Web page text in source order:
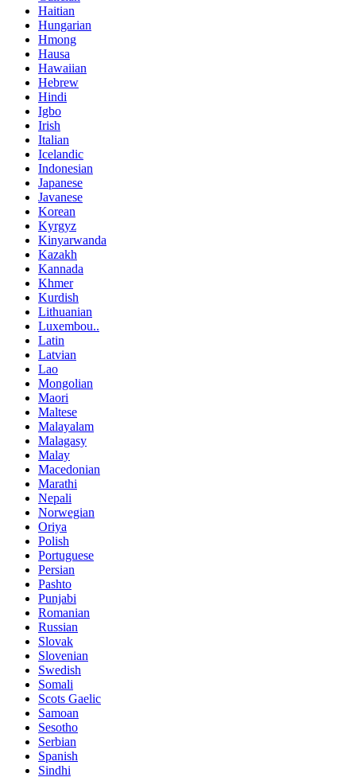
Haitian
Hungarian
Hmong
Hausa
Hawaiian
Hebrew
Hindi
Igbo
Irish
Italian
Icelandic
Indonesian
Japanese
Javanese
Korean
Kyrgyz
Kinyarwanda
Kazakh
Kannada
Khmer
Kurdish
Lithuanian
Luxembou..
Latin
Latvian
Lao
Mongolian
Maori
Maltese
Malayalam
Malagasy
Malay
Macedonian
Marathi
Nepali
Norwegian
Oriya
Polish
Portuguese
Persian
Pashto
Punjabi
Romanian
Russian
Slovak
Slovenian
Swedish
Somali
Scots Gaelic
Samoan
Sesotho
Serbian
Spanish
Sindhi